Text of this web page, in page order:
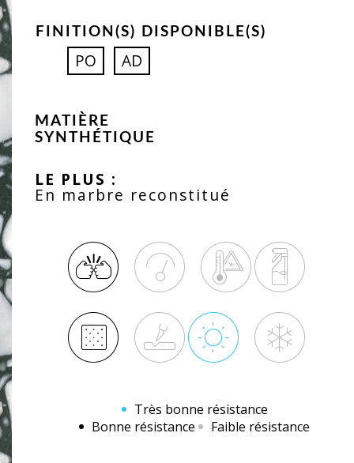
MATIÈRE
SYNTHÉTIQUE
LE PLUS :
En marbre reconstitué
FINITION(S) DISPONIBLE(S)
PO AD
Très bonne résistance
Bonne résistance
Faible résistance